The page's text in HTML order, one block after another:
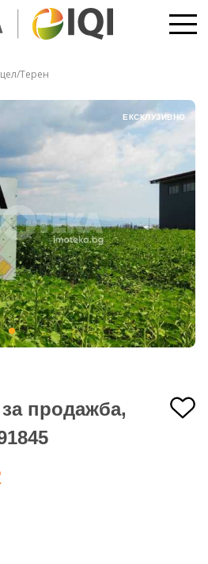
Терен
ЕКСКЛУЗИВНО
продажба,